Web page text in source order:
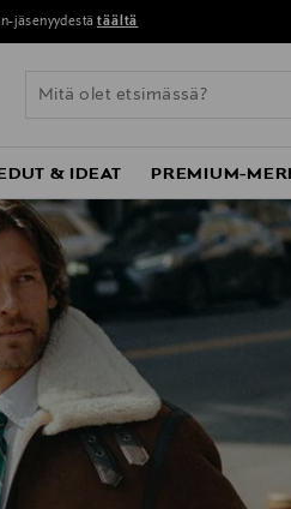
jäsenyydestä täältä
& IDEAT PREMIUM-